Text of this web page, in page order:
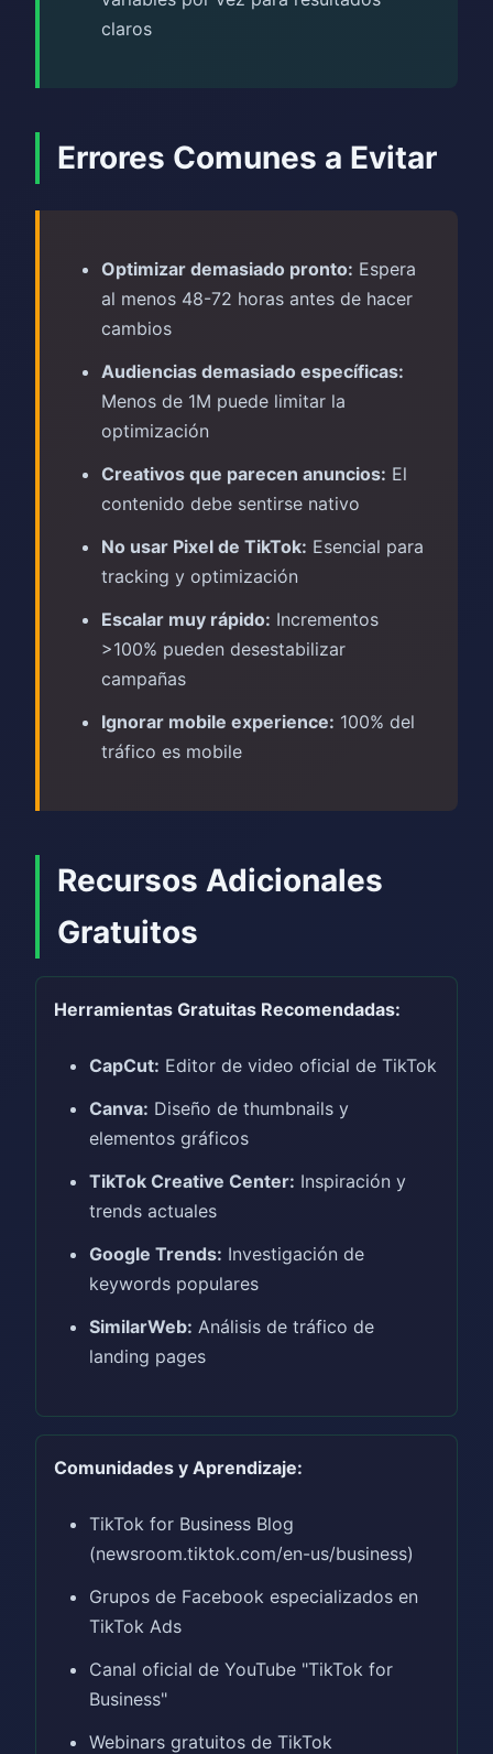
claros
Errores Comunes a Evitar
Optimizar demasiado pronto: Espera
al menos 48-72 horas antes de hacer
cambios
Audiencias demasiado específicas:
Menos de 1M puede limitar la
optimización
Creativos que parecen anuncios: El
contenido debe sentirse nativo
No usar Pixel de TikTok: Esencial para
tracking y optimización
Escalar muy rápido: Incrementos
>100% pueden desestabilizar
campañas
Ignorar mobile experience: 100% del
tráfico es mobile
Recursos Adicionales
Gratuitos
Herramientas Gratuitas Recomendadas:
CapCut: Editor de video oficial de TikTok
Canva: Diseño de thumbnails y
elementos gráficos
TikTok Creative Center: Inspiración y
trends actuales
Google Trends: Investigación de
keywords populares
SimilarWeb: Análisis de tráfico de
landing pages
Comunidades y Aprendizaje:
TikTok for Business Blog
(newsroom.tiktok.com/en-us/business)
Grupos de Facebook especializados en
TikTok Ads
Canal oficial de YouTube "TikTok for
Business"
Webinars gratuitos de TikTok